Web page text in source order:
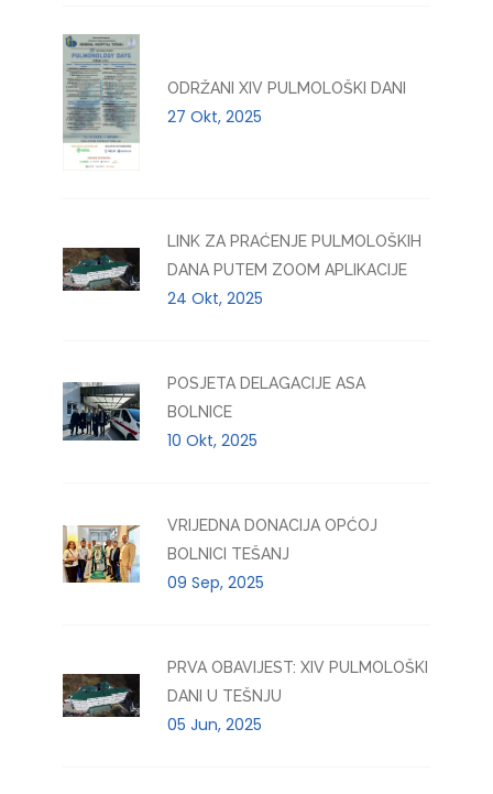
ODRŽANI XIV PULMOLOŠKI DANI
27 Okt, 2025
LINK ZA PRAĆENJE PULMOLOŠKIH
DANA PUTEM ZOOM APLIKACIJE
24 Okt, 2025
POSJETA DELAGACIJE ASA
BOLNICE
10 Okt, 2025
VRIJEDNA DONACIJA OPĆOJ
BOLNICI TEŠANJ
09 Sep, 2025
PRVA OBAVIJEST: XIV PULMOLOŠKI
DANI U TEŠNJU
05 Jun, 2025